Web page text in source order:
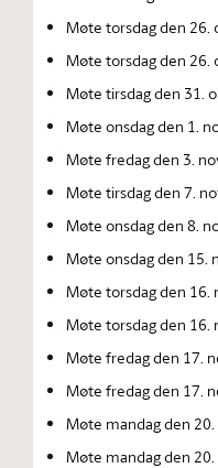
Møte torsdag den 26.
Møte torsdag den 26.
Møte tirsdag den 31.
Møte onsdag den 1.
Møte fredag den 3.
Møte tirsdag den 7.
Møte onsdag den 8.
Møte onsdag den 15.
Møte torsdag den 16.
Møte torsdag den 16.
Møte fredag den 17.
Møte fredag den 17.
Møte mandag den
Møte mandag den